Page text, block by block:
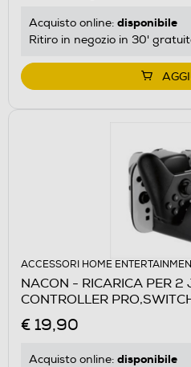
Acquisto online: disponibile
Ritiro in negozio in 30'
ACCESSORI HOME
NACON - RICARICA PER 2
€ 19,90
Acquisto online: disponibile